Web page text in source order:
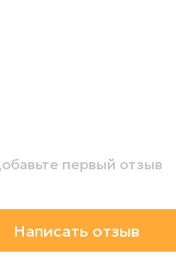
первый отзыв
Написать отзыв